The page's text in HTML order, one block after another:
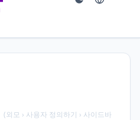
(외모 › 사용자 정의하기 › 사이드바